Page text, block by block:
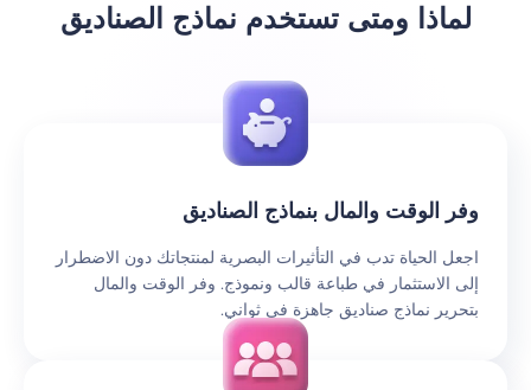
لماذا ومتى تستخدم نماذج الصناديق
وفر الوقت والمال بنماذج الصناديق
اجعل الحياة تدب في التأثيرات البصرية لمنتجاتك دون الاضطرار
إلى الاستثمار في طباعة قالب ونموذج. وفر الوقت والمال
بتحرير نماذج صناديق جاهزة في ثواني.